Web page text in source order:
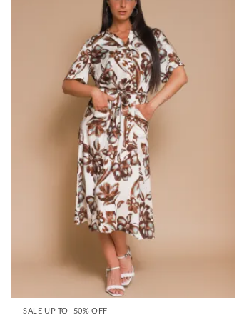
SALE UP TO -50% OFF